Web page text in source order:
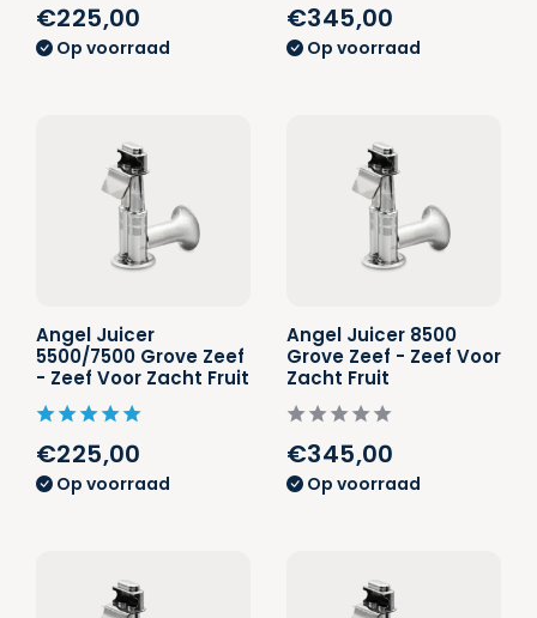
€225,00
Op voorraad
€345,00
Op voorraad
Angel Juicer
5500/7500 Grove Zeef
- Zeef Voor Zacht Fruit
€225,00
Op voorraad
Angel Juicer 8500
Grove Zeef - Zeef Voor
Zacht Fruit
€345,00
Op voorraad